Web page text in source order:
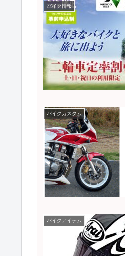
バイク情報
バイクカスタム
バイクアイテム